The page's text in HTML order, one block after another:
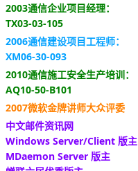
2003通信企业项目经理：
TX03-03-105
2006通信建设项目工程师：
XM06-30-093
2010通信施工安全生产培训：
AQ10-50-B101
2007微软金牌讲师大众评委
中文邮件资讯网
Windows Server/Client 版主
MDaemon Server 版主